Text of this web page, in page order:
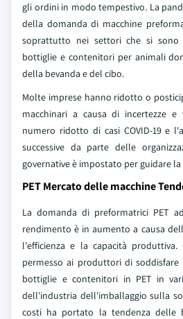
gli ordini in modo tempestivo. La
della domanda di macchine
soprattutto nei settori che si sono
bottiglie e contenitori per animali
della bevanda e del cibo.
Molte imprese hanno ridotto o
macchinari a causa di incertezze e
numero ridotto di casi COVID-19 e
successive da parte delle
governative è impostato per guidare
PET Mercato delle macchine
La domanda di preformatrici PET
rendimento è in aumento a causa
l'efficienza e la capacità produttiva.
permesso ai produttori di
bottiglie e contenitori in PET in
dell'industria dell'imballaggio sulla
costi ha portato la tendenza delle